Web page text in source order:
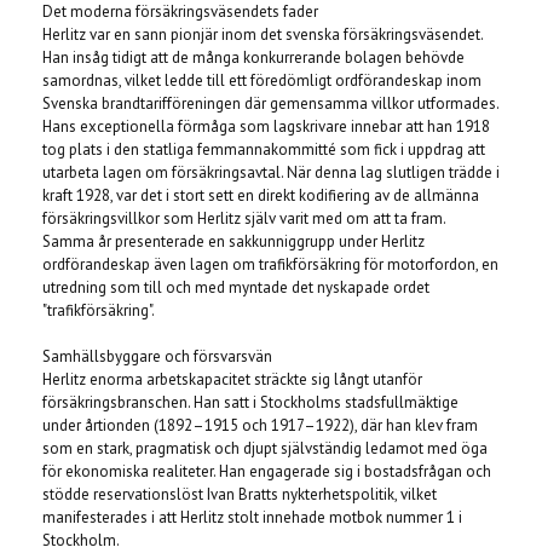
Det moderna försäkringsväsendets fader
Herlitz var en sann pionjär inom det svenska försäkringsväsendet.
Han insåg tidigt att de många konkurrerande bolagen behövde
samordnas, vilket ledde till ett föredömligt ordförandeskap inom
Svenska brandtarifföreningen där gemensamma villkor utformades.
Hans exceptionella förmåga som lagskrivare innebar att han 1918
tog plats i den statliga femmannakommitté som fick i uppdrag att
utarbeta lagen om försäkringsavtal. När denna lag slutligen trädde i
kraft 1928, var det i stort sett en direkt kodifiering av de allmänna
försäkringsvillkor som Herlitz själv varit med om att ta fram.
Samma år presenterade en sakkunniggrupp under Herlitz
ordförandeskap även lagen om trafikförsäkring för motorfordon, en
utredning som till och med myntade det nyskapade ordet
"trafikförsäkring".
Samhällsbyggare och försvarsvän
Herlitz enorma arbetskapacitet sträckte sig långt utanför
försäkringsbranschen. Han satt i Stockholms stadsfullmäktige
under årtionden (1892–1915 och 1917–1922), där han klev fram
som en stark, pragmatisk och djupt självständig ledamot med öga
för ekonomiska realiteter. Han engagerade sig i bostadsfrågan och
stödde reservationslöst Ivan Bratts nykterhetspolitik, vilket
manifesterades i att Herlitz stolt innehade motbok nummer 1 i
Stockholm.